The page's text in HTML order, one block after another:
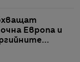
Европа и